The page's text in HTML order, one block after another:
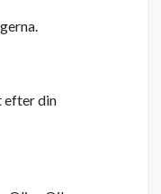
efter din